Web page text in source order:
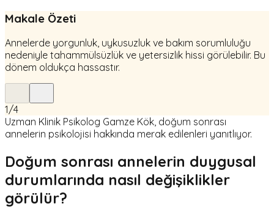
Makale Özeti
Annelerde yorgunluk, uykusuzluk ve bakım sorumluluğu
nedeniyle tahammülsüzlük ve yetersizlik hissi görülebilir. Bu
dönem oldukça hassastır.
1/4
Uzman Klinik Psikolog Gamze Kök, doğum sonrası
annelerin psikolojisi hakkında merak edilenleri yanıtlıyor.
Doğum sonrası annelerin duygusal
durumlarında nasıl değişiklikler
görülür?